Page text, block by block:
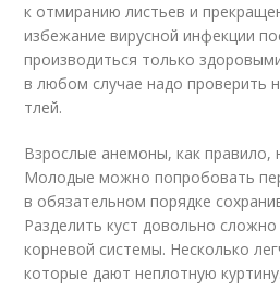
к отмиранию листьев и
избежание вирусной инфекции
производиться только
в любом случае надо проверить
тлей.
Взрослые анемоны, как правило,
Молодые можно попробовать
в обязательном порядке
Разделить куст довольно сложно
корневой системы. Несколько
которые дают неплотную